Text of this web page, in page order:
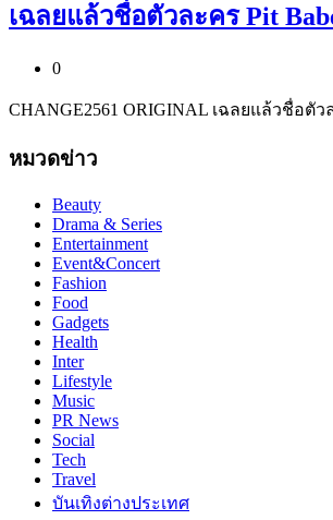
เฉลยแล้วชื่อตัวละคร Pit
0
CHANGE2561 ORIGINAL เฉลยแล้วชื่อตั
หมวดข่าว
Beauty
Drama & Series
Entertainment
Event&Concert
Fashion
Food
Gadgets
Health
Inter
Lifestyle
Music
PR News
Social
Tech
Travel
บันเทิงต่างประเทศ